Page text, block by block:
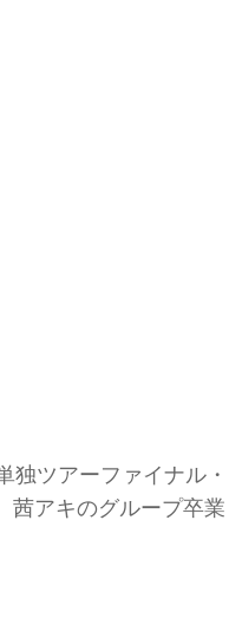
独ツアーファイナル・
茜アキのグループ卒業